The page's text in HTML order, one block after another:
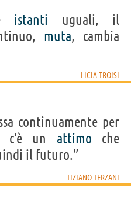
istanti uguali, il
muta, cambia
LICIA TROISI
continuamente per
un attimo che
il futuro.”
TIZIANO TERZANI